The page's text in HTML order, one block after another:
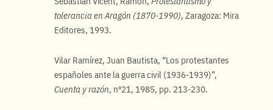
tolerancia en Aragón (1870-1990), Zaragoza: Mira
Editores, 1993.
Vilar Ramírez, Juan Bautista, “Los protestantes
españoles ante la guerra civil (1936-1939)”,
Cuenta y razón, nº21, 1985, pp. 213-230.